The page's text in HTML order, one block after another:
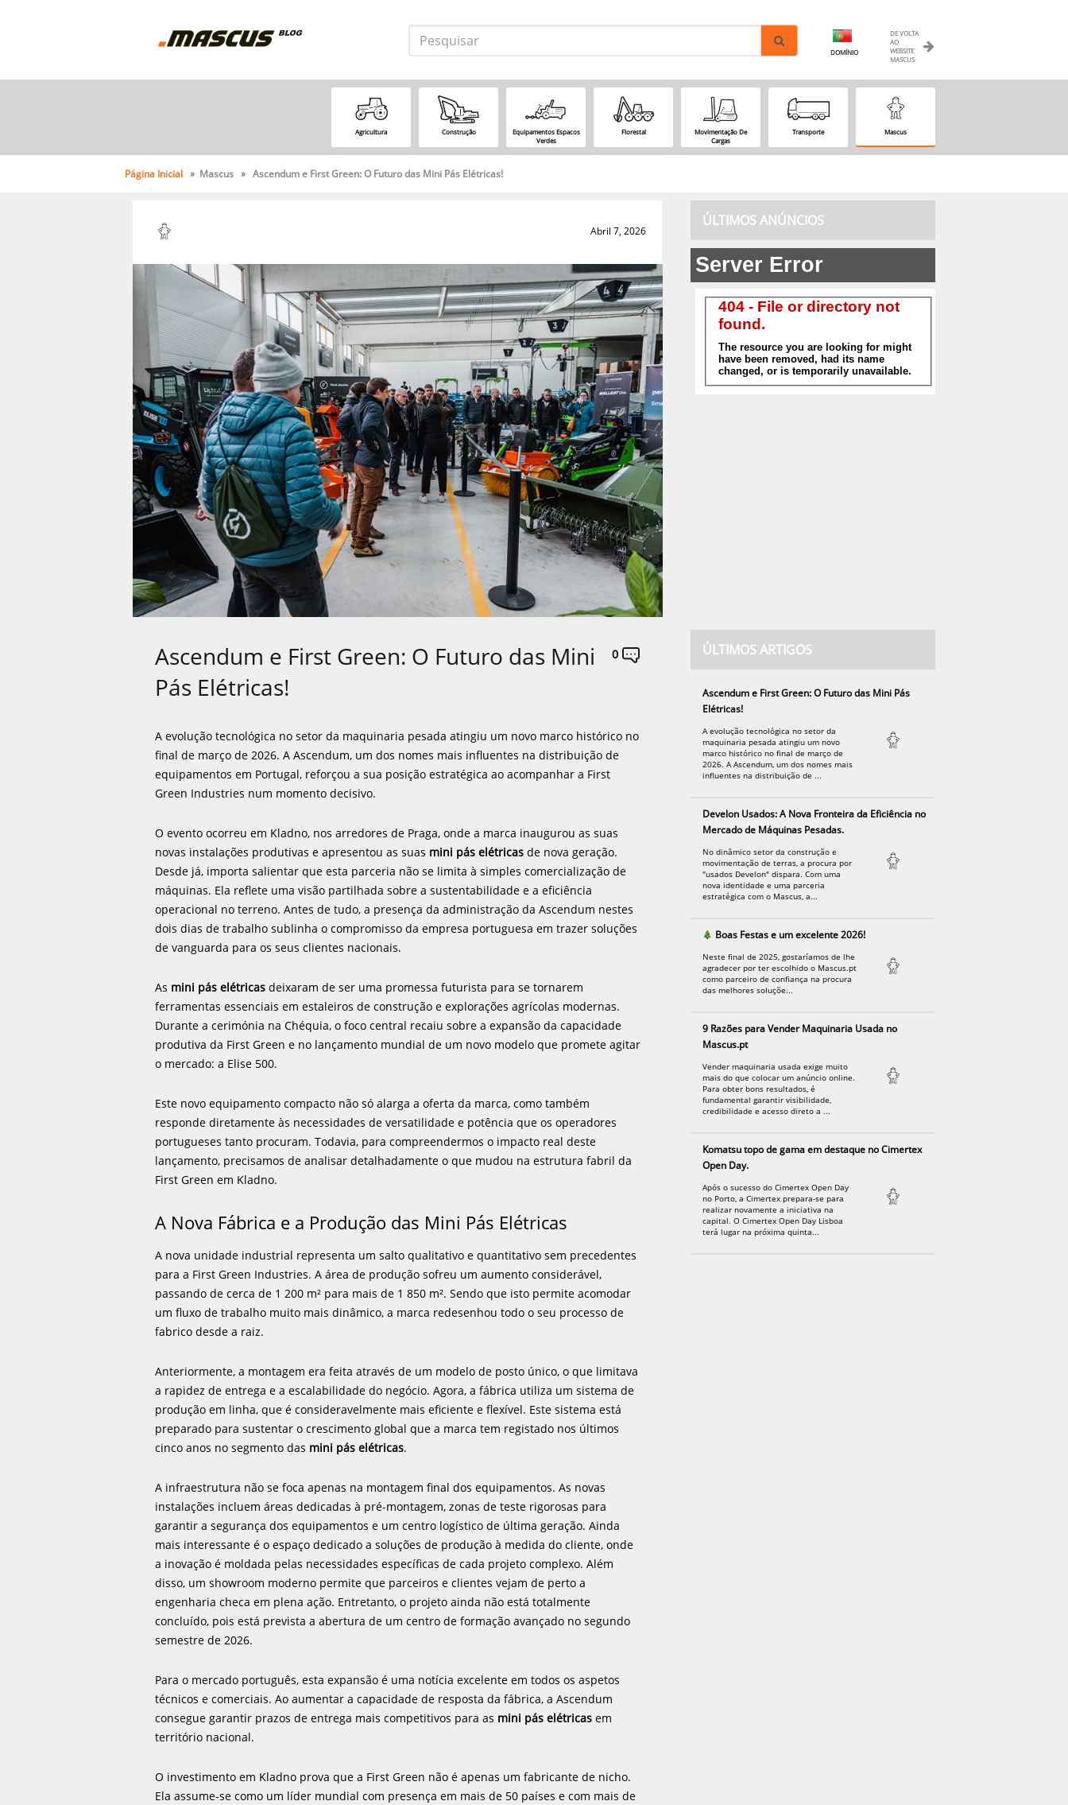
DE VOLTA
AO
WEBSITE
MASCUS
DOMÍNIO
Agricultura Construção
Equipamentos Espacos
Verdes
Florestal
Movimentação De
Cargas
Transporte Mascus
Página Inicial » Mascus » Ascendum e First Green: O Futuro das Mini Pás Elétricas!
Abril 7, 2026
Ascendum e First Green: O Futuro das Mini
Pás Elétricas!
0
A evolução tecnológica no setor da maquinaria pesada atingiu um novo marco histórico no
final de março de 2026. A Ascendum, um dos nomes mais influentes na distribuição de
equipamentos em Portugal, reforçou a sua posição estratégica ao acompanhar a First
Green Industries num momento decisivo.
O evento ocorreu em Kladno, nos arredores de Praga, onde a marca inaugurou as suas
novas instalações produtivas e apresentou as suas mini pás elétricasde nova geração.
Desde já, importa salientar que esta parceria não se limita à simples comercialização de
máquinas. Ela reflete uma visão partilhada sobre a sustentabilidade e a eficiência
operacional no terreno. Antes de tudo, a presença da administração da Ascendum nestes
dois dias de trabalho sublinha o compromisso da empresa portuguesa em trazer soluções
de vanguarda para os seus clientes nacionais.
As mini pás elétricasdeixaram de ser uma promessa futurista para se tornarem
ferramentas essenciais em estaleiros de construção e explorações agrícolas modernas.
Durante a cerimónia na Chéquia, o foco central recaiu sobre a expansão da capacidade
produtiva da First Green e no lançamento mundial de um novo modelo que promete agitar
o mercado: a Elise 500.
Este novo equipamento compacto não só alarga a oferta da marca, como também
responde diretamente às necessidades de versatilidade e potência que os operadores
portugueses tanto procuram. Todavia, para compreendermos o impacto real deste
lançamento, precisamos de analisar detalhadamente o que mudou na estrutura fabril da
First Green em Kladno.
A Nova Fábrica e a Produção das Mini Pás Elétricas
A nova unidade industrial representa um salto qualitativo e quantitativo sem precedentes
para a First Green Industries. A área de produção sofreu um aumento considerável,
passando de cerca de 1 200 m² para mais de 1 850 m². Sendo que isto permite acomodar
um fluxo de trabalho muito mais dinâmico, a marca redesenhou todo o seu processo de
fabrico desde a raiz.
Anteriormente, a montagem era feita através de um modelo de posto único, o que limitava
a rapidez de entrega e a escalabilidade do negócio. Agora, a fábrica utiliza um sistema de
produção em linha, que é consideravelmente mais eficiente e flexível. Este sistema está
preparado para sustentar o crescimento global que a marca tem registado nos últimos
cinco anos no segmento das mini pás elétricas.
A infraestrutura não se foca apenas na montagem final dos equipamentos. As novas
instalações incluem áreas dedicadas à pré-montagem, zonas de teste rigorosas para
garantir a segurança dos equipamentos e um centro logístico de última geração. Ainda
mais interessante é o espaço dedicado a soluções de produção à medida do cliente, onde
a inovação é moldada pelas necessidades específicas de cada projeto complexo. Além
disso, um showroom moderno permite que parceiros e clientes vejam de perto a
engenharia checa em plena ação. Entretanto, o projeto ainda não está totalmente
concluído, pois está prevista a abertura de um centro de formação avançado no segundo
semestre de 2026.
Para o mercado português, esta expansão é uma notícia excelente em todos os aspetos
técnicos e comerciais. Ao aumentar a capacidade de resposta da fábrica, a Ascendum
consegue garantir prazos de entrega mais competitivos para as mini pás elétricasem
território nacional.
O investimento em Kladno prova que a First Green não é apenas um fabricante de nicho.
Ela assume-se como um líder mundial com presença em mais de 50 países e com mais de
ÚLTIMOS ANÚNCIOS
ÚLTIMOS ARTIGOS
Ascendum e First Green: O Futuro das Mini Pás
Elétricas!
A evolução tecnológica no setor da
maquinaria pesada atingiu um novo
marco histórico no final de março de
2026. A Ascendum, um dos nomes mais
influentes na distribuição de ...
Develon Usados: A Nova Fronteira da Eficiência no
Mercado de Máquinas Pesadas.
No dinâmico setor da construção e
movimentação de terras, a procura por
"usados Develon" dispara. Com uma
nova identidade e uma parceria
estratégica com o Mascus, a...
Boas Festas e um excelente 2026!
Neste final de 2025, gostaríamos de lhe
agradecer por ter escolhido o Mascus.pt
como parceiro de confiança na procura
das melhores soluçõe...
9 Razões para Vender Maquinaria Usada no
Mascus.pt
Vender maquinaria usada exige muito
mais do que colocar um anúncio online.
Para obter bons resultados, é
fundamental garantir visibilidade,
credibilidade e acesso direto a ...
Komatsu topo de gama em destaque no Cimertex
Open Day.
Após o sucesso do Cimertex Open Day
no Porto, a Cimertex prepara-se para
realizar novamente a iniciativa na
capital. O Cimertex Open Day Lisboa
terá lugar na próxima quinta...